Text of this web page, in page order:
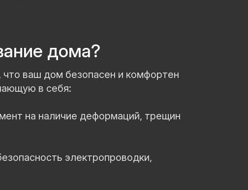
дома?
ваш дом безопасен и комфортен
в себя:
на наличие деформаций, трещин
электропроводки,